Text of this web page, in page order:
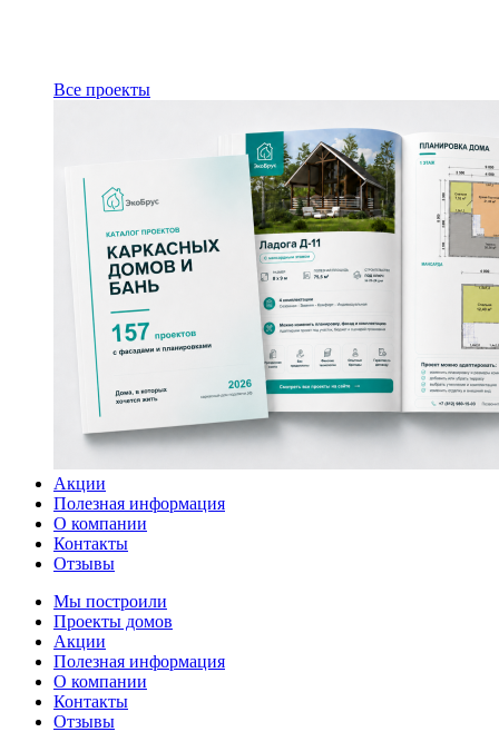
Все проекты
Акции
Полезная информация
О компании
Контакты
Отзывы
Мы построили
Проекты домов
Акции
Полезная информация
О компании
Контакты
Отзывы